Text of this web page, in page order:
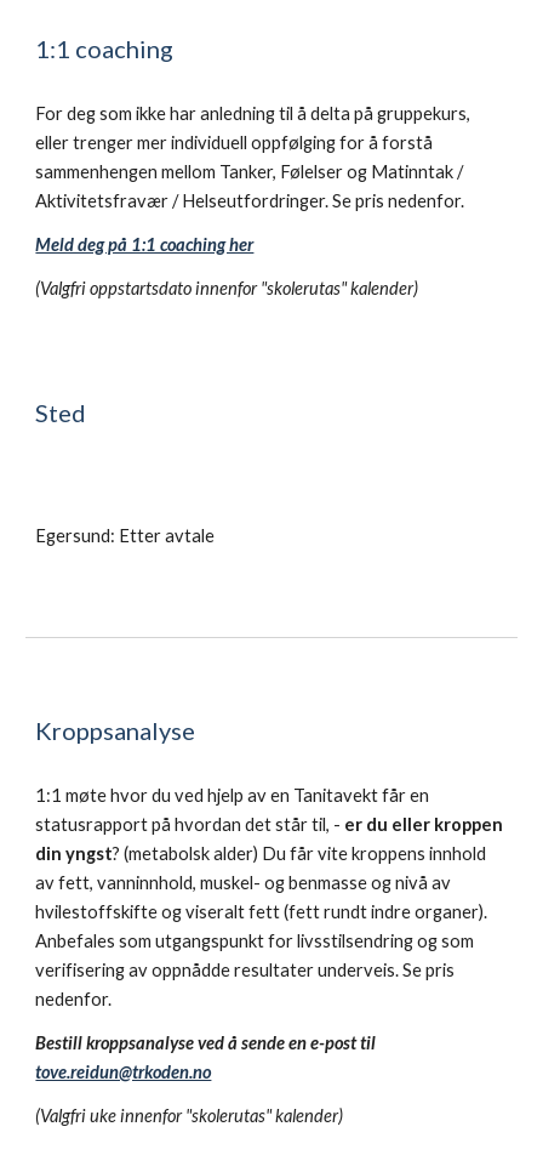
1:1 coaching
For deg som ikke har anledning til å delta på gruppekurs,
eller trenger mer individuell oppfølging for å forstå
sammenhengen mellom Tanker, Følelser og Matinntak /
Aktivitetsfravær / Helseutfordringer. Se pris nedenfor.
Meld deg på 1:1 coaching her
(Valgfri oppstartsdato innenfor "skolerutas" kalender)
Sted
Egersund: Etter avtale
Kroppsanalyse
1:1 møte hvor du ved hjelp av en Tanitavekt får en
statusrapport på hvordan det står til, - er du eller kroppen
din yngst? (metabolsk alder) Du får vite kroppens innhold
av fett, vanninnhold, muskel- og benmasse og nivå av
hvilestoffskifte og viseralt fett (fett rundt indre organer).
Anbefales som utgangspunkt for livsstilsendring og som
verifisering av oppnådde resultater underveis. Se pris
nedenfor.
Bestill kroppsanalyse ved å sende en e-post til
tove.reidun@trkoden.no
(Valgfri uke innenfor "skolerutas" kalender)